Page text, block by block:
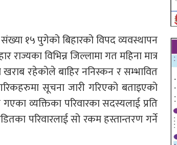
१५ पुगेको बिहारको विपद व्यवस्थापन
विभिन्न जिल्लामा गत महिना मात्र
रहेकोले बाहिर ननिस्कन र सम्भावित
सूचना जारी गरिएको बताइएको
व्यक्तिका परिवारका सदस्यलाई प्रति
परिवारलाई सो रकम हस्तान्तरण गर्ने